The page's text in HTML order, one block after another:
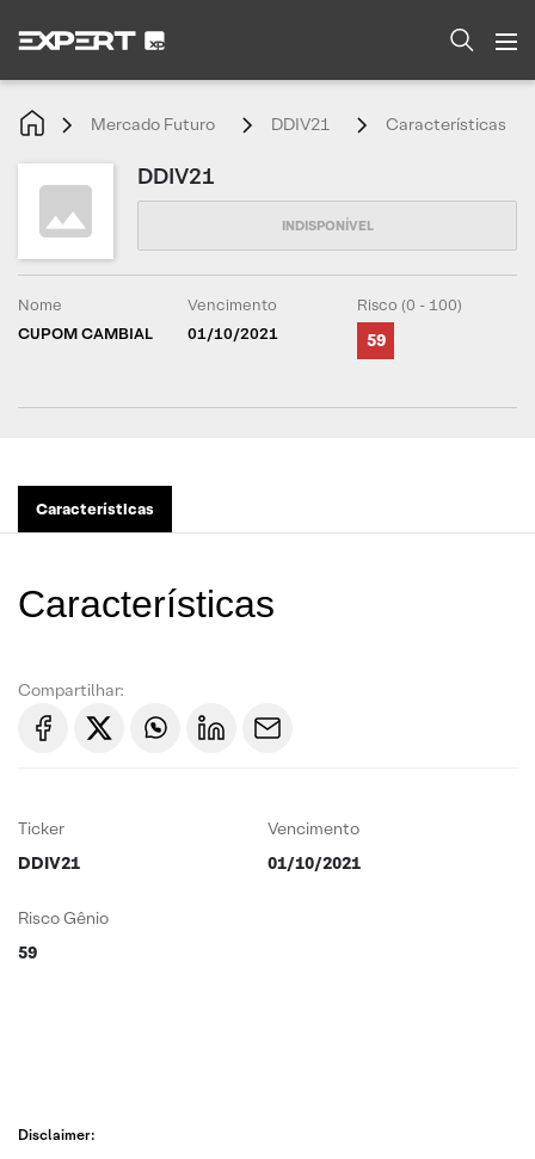
Mercado Futuro DDIV21 Características
DDIV21
Nome
CUPOM CAMBIAL
Vencimento
01/10/2021
Risco (0 - 100)
59
Características
Características
Compartilhar:
Ticker
DDIV21
Vencimento
01/10/2021
Risco Gênio
59
Disclaimer: